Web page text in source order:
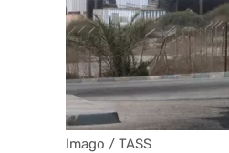
Imago / TASS